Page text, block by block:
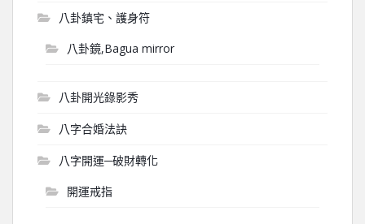
八卦鎮宅、護身符
八卦鏡,Bagua mirror
八卦開光錄影秀
八字合婚法訣
八字開運─破財轉化
開運戒指